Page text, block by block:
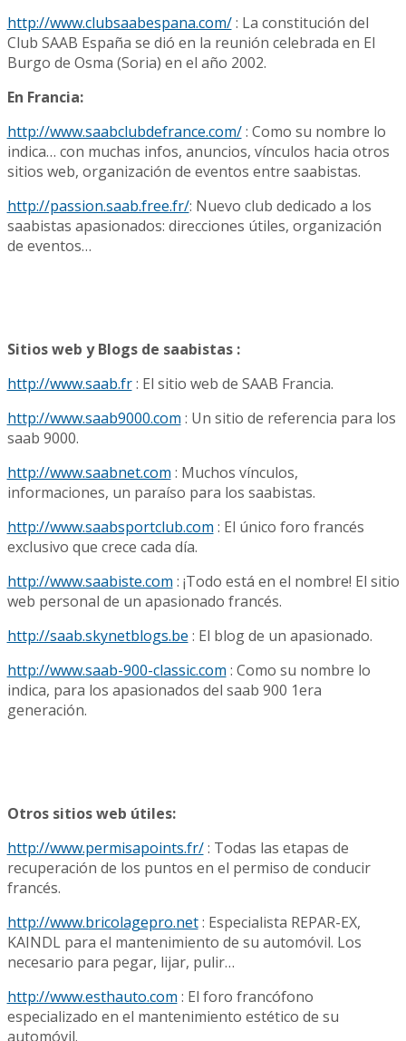
http://www.clubsaabespana.com/: La constitución del
Club SAAB España se dió en la reunión celebrada en El
Burgo de Osma (Soria) en el año 2002.
En Francia:
http://www.saabclubdefrance.com/: Como su nombre lo
indica… con muchas infos, anuncios, vínculos hacia otros
sitios web, organización de eventos entre saabistas.
http://passion.saab.free.fr/: Nuevo club dedicado a los
saabistas apasionados: direcciones útiles, organización
de eventos…
Sitios web y Blogs de saabistas :
http://www.saab.fr: El sitio web de SAAB Francia.
http://www.saab9000.com : Un sitio de referencia para los
saab 9000.
http://www.saabnet.com : Muchos vínculos,
informaciones, un paraíso para los saabistas.
http://www.saabsportclub.com : El único foro francés
exclusivo que crece cada día.
http://www.saabiste.com : ¡Todo está en el nombre! El sitio
web personal de un apasionado francés.
http://saab.skynetblogs.be : El blog de un apasionado.
http://www.saab-900-classic.com : Como su nombre lo
indica, para los apasionados del saab 900 1era
generación.
Otros sitios web útiles:
http://www.permisapoints.fr/: Todas las etapas de
recuperación de los puntos en el permiso de conducir
francés.
http://www.bricolagepro.net: Especialista REPAR-EX,
KAINDL para el mantenimiento de su automóvil. Los
necesario para pegar, lijar, pulir…
http://www.esthauto.com : El foro francófono
especializado en el mantenimiento estético de su
automóvil.